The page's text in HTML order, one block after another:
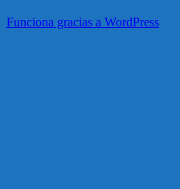
Funciona gracias a WordPress